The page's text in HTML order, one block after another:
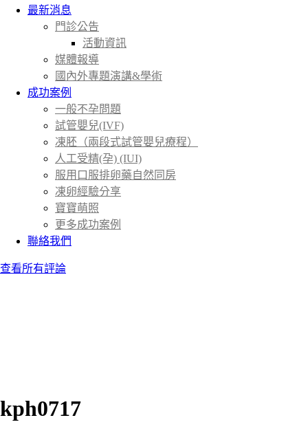
最新消息
門診公告
活動資訊
媒體報導
國內外專題演講&學術
成功案例
一般不孕問題
試管嬰兒(IVF)
凍胚（兩段式試管嬰兒療程）
人工受精(孕) (IUI)
服用口服排卵藥自然同房
凍卵經驗分享
寶寶萌照
更多成功案例
聯絡我們
查看所有評論
kph0717